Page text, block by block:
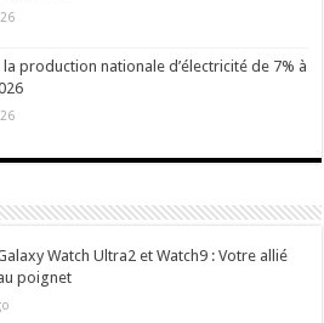
la production nationale d’électricité de 7% à
Watch Ultra2 et Watch9 : Votre allié
poignet